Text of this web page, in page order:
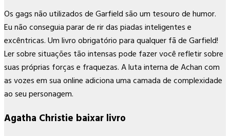
Os gags não utilizados de Garfield são um tesouro de humor.
Eu não conseguia parar de rir das piadas inteligentes e
excêntricas. Um livro obrigatório para qualquer fã de Garfield!
Ler sobre situações tão intensas pode fazer você refletir sobre
suas próprias forças e fraquezas. A luta interna de Achan com
as vozes em sua online adiciona uma camada de complexidade
ao seu personagem.
Agatha Christie baixar livro